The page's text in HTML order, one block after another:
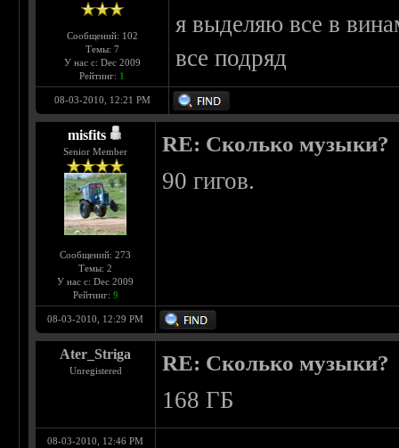
Сообщений: 102
Темы: 7
У нас с: Dec 2009
Рейтинг: 1
я выделяю все в
все подряд
08-03-2010, 12:21 PM
misfits
Senior Member
Сообщений: 273
Темы: 2
У нас с: Dec 2009
Рейтинг: 9
RE: Сколько музыки?
90 гигов.
08-03-2010, 12:29 PM
Ater_Striga
Unregistered RE: Сколько музыки?
168 ГБ
08-03-2010, 12:46 PM